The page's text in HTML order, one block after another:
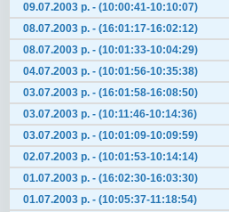
09.07.2003 р. - (10:00:41-10:10:07)
08.07.2003 р. - (16:01:17-16:02:12)
08.07.2003 р. - (10:01:33-10:04:29)
04.07.2003 р. - (10:01:56-10:35:38)
03.07.2003 р. - (16:01:58-16:08:50)
03.07.2003 р. - (10:11:46-10:14:36)
03.07.2003 р. - (10:01:09-10:09:59)
02.07.2003 р. - (10:01:53-10:14:14)
01.07.2003 р. - (16:02:30-16:03:30)
01.07.2003 р. - (10:05:37-11:18:54)